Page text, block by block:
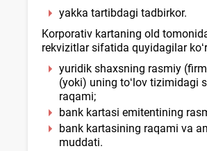
yakka tartibdagi tadbirkor.
Korporativ kartaning old
rekvizitlar sifatida quyidagilar
yuridik shaхsning rasmiy
(yoki) uning toʻlov tizimidagi
raqami;
bank kartasi emitentining
bank kartasining raqami va
muddati.